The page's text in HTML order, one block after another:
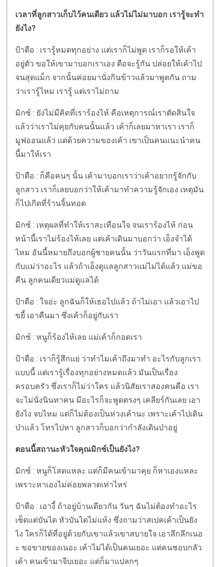
เวลาที่ลูกสาวเก็บไว้คนเดียว แล้วไม่ไม่มาบอก เรารู้จะทำ
ยังไง?
ป้าตือ : เรารู้หมดทุกอย่าง แต่เราก็ไม่พูด เราก็รอให้เค้า
อยู่ตัว ขอให้เขามาบอกเราเอง ตือจะรู้กัน ปล่อยให้เค้าไป
จนสุดแม็ก จากนั้นค่อยมานั่งกินข้าวแล้วมาพูดกัน ถาม
ว่าเรารู้ไหม เรารู้ แต่เราไม่ถาม
มิกซ์ : ยังไม่มีคิดที่เราร้องไห้ คือเหตุการณ์เราตัดสินใจ
แล้วว่าเราไม่คุยกับคนนั้นแล้ว เค้าก็เลยมาหาเรา เราก็
มูฟออนแล้ว แต่ด้วยความของเค้า เขาเป็นคนแนะนำคน
นี้มาให้เรา
ป้าตือ : ก็คือคนๆ นั้น เค้ามาบอกเราว่าเค้าอยากรู้จักกับ
ลูกสาว เราก็เลยบอกว่าให้เค้ามาทำความรู้จักเอง เหตุมัน
ก็ไปเกิดที่ร้านจิ้นทอด
มิกซ์ : เหตุผลที่ทำให้เราสะเทือนใจ จนเราร้องไห้ ก่อน
หน้านี้เราไม่ร้องไห้เลย แต่เค้าเดินมาบอกว่า เอ็งจำได้
ไหม อันนี้หมายถึงบอกผู้ชายคนนั้น ว่าวันแรกที่มา เอ็งพูด
กับแม่ว่าอะไร แล้วถ้าเอ็งดูแลลูกสาวแม่ไม่ได้แล้ว แม่ขอ
คืน ลูกคนเดียวแม่ดูแลได้
ป้าตือ : ใจอ่ะ ลูกฉันก็ให้เธอไปแล้ว ถ้าไม่เอา แล้วเอาไป
ขยี้ เอาคืนมา ซึ่งเค้าก็อยู่กับเรา
มิกซ์ : หนูก็ร้องไห้เลย แม่เค้าก็กอดเรา
ป้าตือ : เราก็รู้สึกแย่ ว่าทำไมเค้าถึงมาทำ อะไรกับลูกเรา
แบบนี้ แต่เรารู้เรื่องทุกอย่างหมดแล้ว มันเป็นเรื่อง
ครอบครัว ซึ่งเราก็ไม่ว่าใคร แล้วนิสัยเราสองคนคือ เรา
จะไม่นั่งนินทาคน มีอะไรก็จะพูดตรงๆ เคลียร์กันเลย เอา
ยังไง จบไหม แต่ก็ไม่ต้องเป็นห่วงเค้านะ เพราะเค้าไปเดิน
ป่าแล้ว โทรไปหา ลูกสาวก็บอกว่ากำลังเดินป่าอยู่
ตอนนี้สถานะหัวใจคุณมิกซ์เป็นยังไง?
มิกซ์ : หนูก็โสดแหละ แต่ก็มีคนเข้ามาคุย ก็หาเองแหละ
เพราะหาเองไม่ค่อยพลาดเท่าไหร่
ป้าตือ : เอางี้ ถ้าอยู่บ้านเดียวกัน วันๆ ฉันไม่ต้องทำอะไร
เช็ดแต่บันได หัวบันไดไม่แห้ง ซึ่งถามว่าสเปคเค้าเป็นยัง
ไง ใครก็ได้ที่อยู่ด้วยกับเขาแล้วเขาสบายใจ เอาลึกลึกเนอ
ะ ขอขายของเนอะ เค้าไม่ได้เป็นคนเยอะ แต่คนชอบกลัว
เค้า คนเข้ามาจีบเยอะ แต่ก็มาแปลกๆ